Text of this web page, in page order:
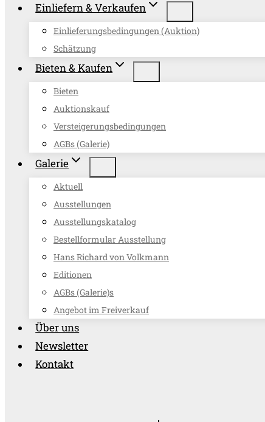
Einliefern & Verkaufen
Einlieferungsbedingungen (Auktion)
Schätzung
Bieten & Kaufen
Bieten
Auktionskauf
Versteigerungsbedingungen
AGBs (Galerie)
Galerie
Aktuell
Ausstellungen
Ausstellungskatalog
Bestellformular Ausstellung
Hans Richard von Volkmann
Editionen
AGBs (Galerie)s
Angebot im Freiverkauf
Über uns
Newsletter
Kontakt